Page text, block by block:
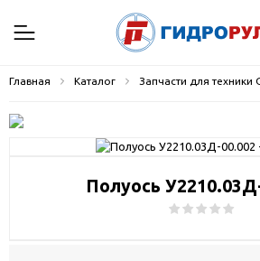
Главная Каталог Запчасти для
Полуось